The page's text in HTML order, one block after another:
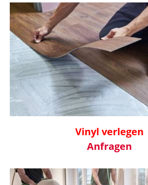
Vinyl verlegen
Anfragen